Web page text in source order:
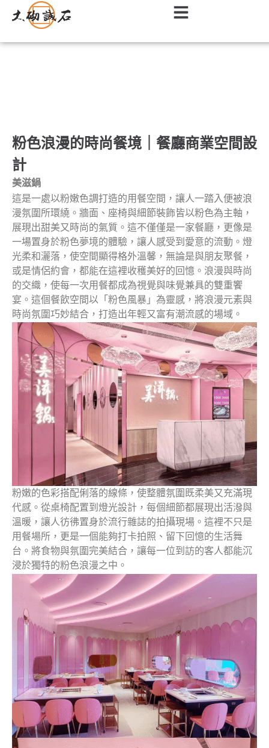
粉色浪漫的時尚餐境｜餐廳商業空間設
計
美滋鍋
這是一處以粉嫩色調打造的用餐空間，讓人一踏入便被浪
漫氛圍所環繞。牆面、座椅與細節裝飾皆以粉色為主軸，
展現出甜美又時尚的氣質。這不僅僅是一家餐廳，更像是
一場置身於粉色夢境的體驗，讓人感受到愛意的流動。燈
光柔和灑落，使空間顯得格外溫馨，無論是與朋友聚餐，
或是情侶約會，都能在這裡收穫美好的回憶。浪漫與時尚
的交織，使每一次用餐都成為視覺與味覺兼具的雙重饗
宴。這個餐飲空間以「粉色風暴」為靈感，將浪漫元素與
時尚氛圍巧妙結合，打造出年輕又富有潮流感的場域。
粉嫩的色彩搭配俐落的線條，使整體氛圍既柔美又充滿現
代感。從桌椅配置到燈光設計，每個細節都展現出活潑與
溫暖，讓人彷彿置身於流行雜誌的拍攝現場。這裡不只是
用餐場所，更是一個能夠打卡拍照、留下回憶的生活舞
台。將食物與氛圍完美結合，讓每一位到訪的客人都能沉
浸於獨特的粉色浪漫之中。